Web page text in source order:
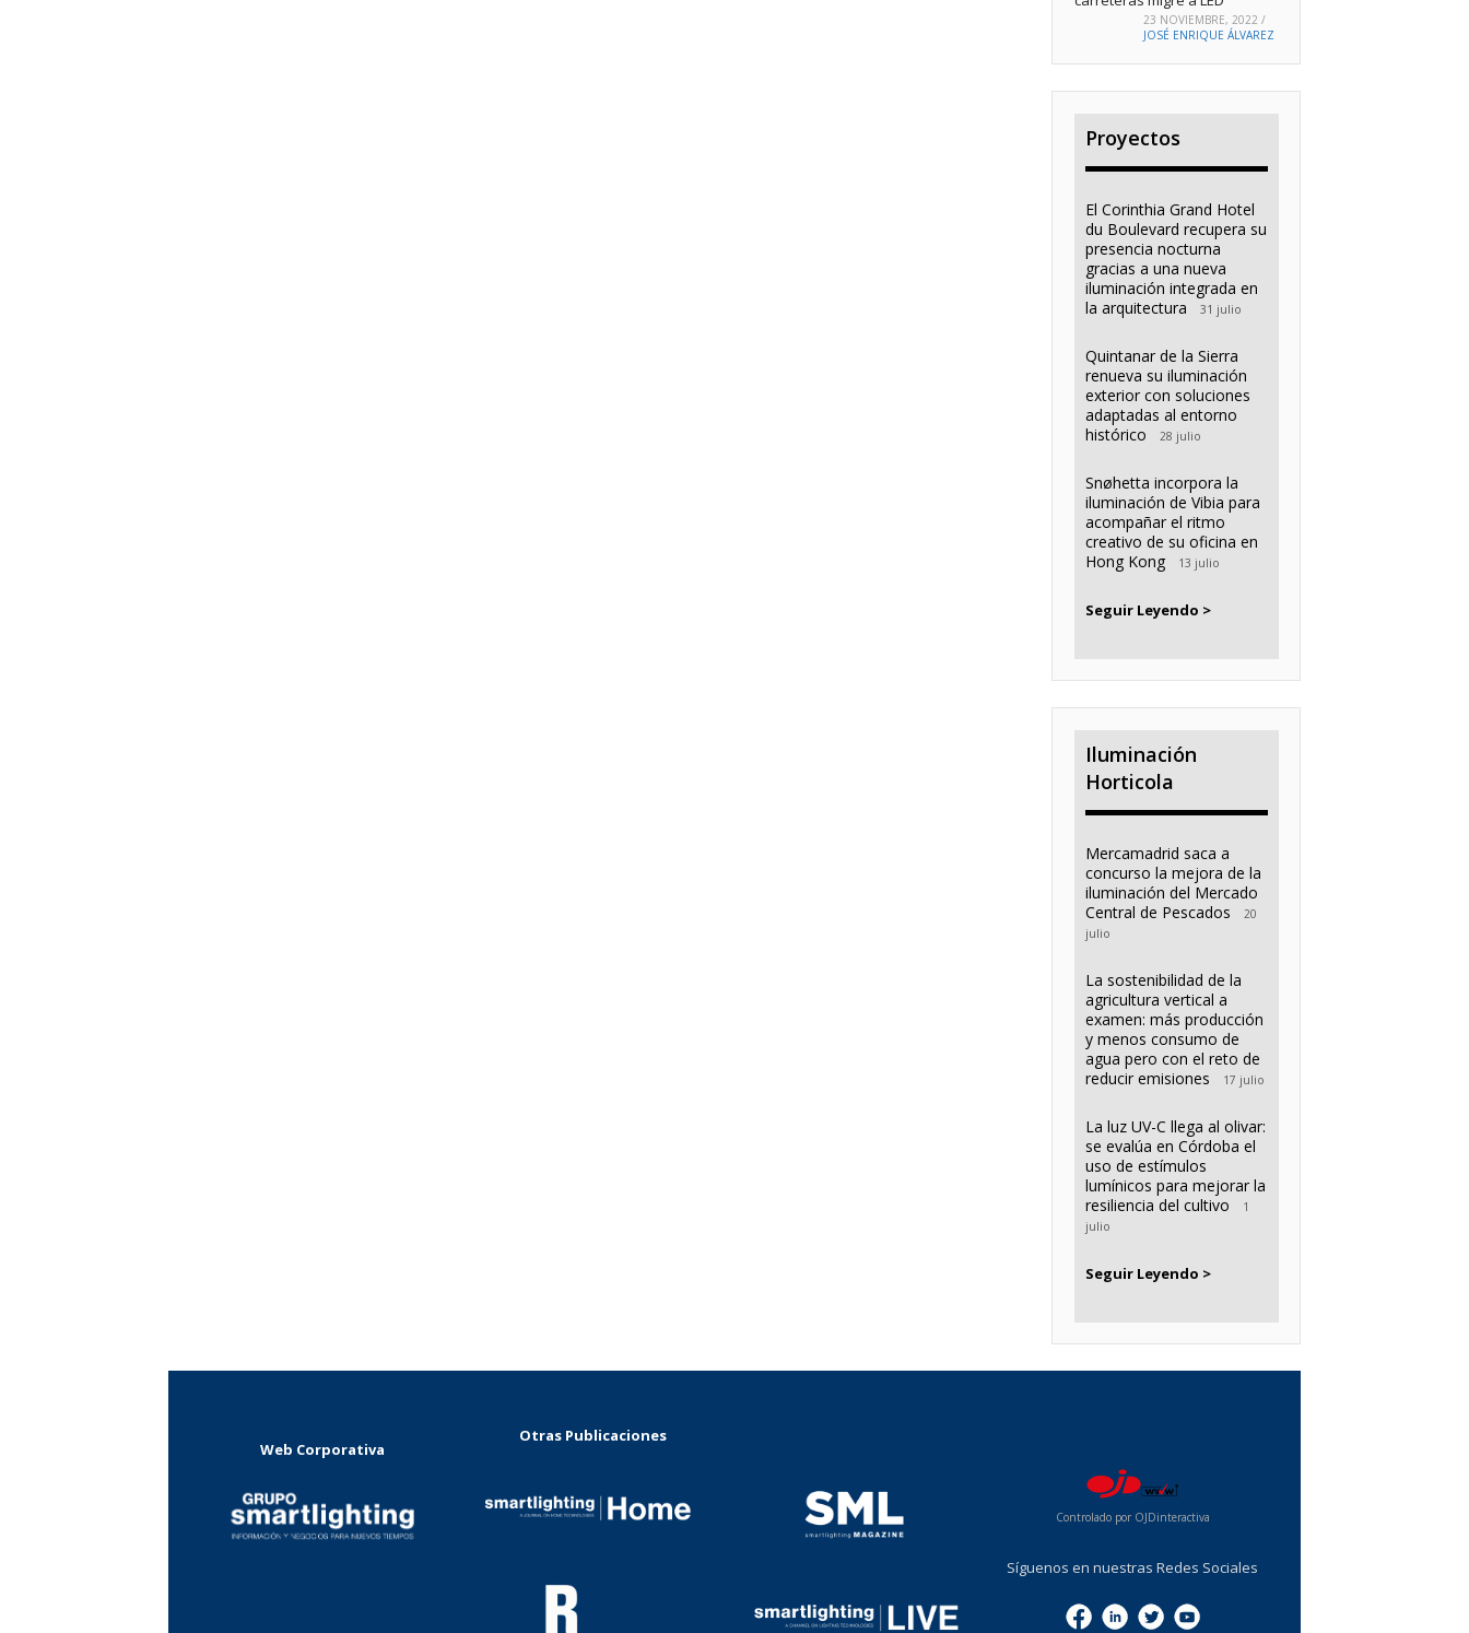
23 NOVIEMBRE, 2022 /
JOSÉ ENRIQUE ÁLVAREZ
Proyectos
El Corinthia Grand Hotel
du Boulevard recupera su
presencia nocturna
gracias a una nueva
iluminación integrada en
la arquitectura
31 julio
Quintanar de la Sierra
renueva su iluminación
exterior con soluciones
adaptadas al entorno
histórico
28 julio
Snøhetta incorpora la
iluminación de Vibia para
acompañar el ritmo
creativo de su oficina en
Hong Kong
13 julio
Seguir Leyendo >
Iluminación
Horticola
Mercamadrid saca a
concurso la mejora de la
iluminación del Mercado
Central de Pescados
20
julio
La sostenibilidad de la
agricultura vertical a
examen: más producción
y menos consumo de
agua pero con el reto de
reducir emisiones
17 julio
La luz UV-C llega al olivar:
se evalúa en Córdoba el
uso de estímulos
lumínicos para mejorar la
resiliencia del cultivo
1
julio
Seguir Leyendo >
Web Corporativa
Otras Publicaciones
Controlado por OJDinteractiva
Síguenos en nuestras Redes Sociales